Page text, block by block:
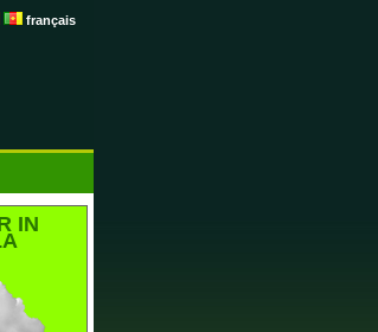
français
IN